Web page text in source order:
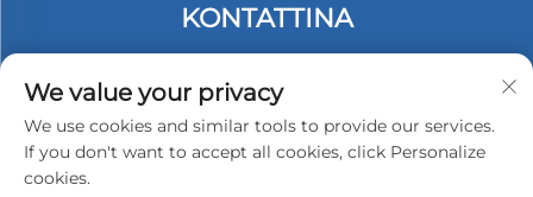
KONTATTINA
Tongle Longgang. Shenzhen, Ċina.
Tel:+86-13530558584
E-mail:[email protected]
We value your privacy
We use cookies and similar tools to provide our services.
If you don't want to accept all cookies, click Personalize
cookies.